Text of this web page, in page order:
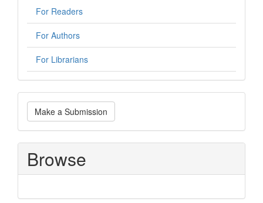
For Readers
For Authors
For Librarians
Make
a
Submission
Make a Submission
Browse